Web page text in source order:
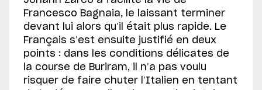
Francesco Bagnaia, le laissant terminer
devant lui alors qu’il était plus rapide. Le
Français s’est ensuite justifié en deux
points : dans les conditions délicates de
la course de Buriram, il n’a pas voulu
risquer de faire chuter l’Italien en tentant